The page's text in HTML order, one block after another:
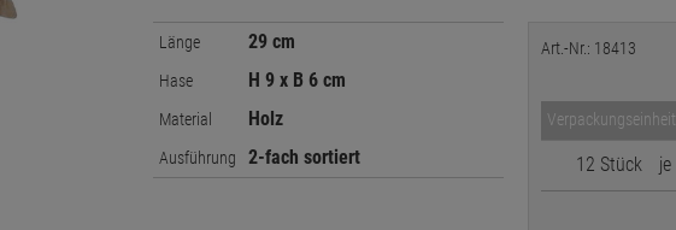
Länge 29 cm
Hase H 9 x B 6 cm
Material Holz
Ausführung 2-fach sortiert
Art.-Nr.: 18413
Verpackungseinheit
12 Stück je